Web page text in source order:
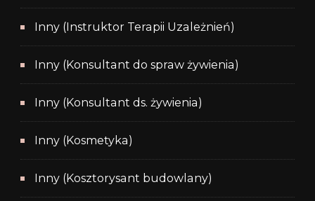
Inny (Instruktor Terapii Uzależnień)
Inny (Konsultant do spraw żywienia)
Inny (Konsultant ds. żywienia)
Inny (Kosmetyka)
Inny (Kosztorysant budowlany)